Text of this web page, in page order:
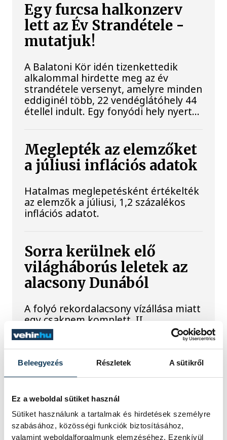
Beleegyezés Részletek A sütikről
Ez a weboldal sütiket használ
Sütiket használunk a tartalmak és hirdetések személyre
szabásához, közösségi funkciók biztosításához,
valamint weboldalforgalmunk elemzéséhez. Ezenkívül
Egy furcsa halkonzerv
lett az Év Strandétele -
mutatjuk!
A Balatoni Kör idén tizenkettedik
alkalommal hirdette meg az év
strandétele versenyt, amelyre minden
eddiginél több, 22 vendéglátóhely 44
étellel indult. Egy fonyódi hely nyert...
Meglepték az elemzőket
a júliusi inflációs adatok
Hatalmas meglepetésként értékelték
az elemzők a júliusi, 1,2 százalékos
inflációs adatot.
Sorra kerülnek elő
világháborús leletek az
alacsony Dunából
A folyó rekordalacsony vízállása miatt
egy csaknem komplett, II.
világháborús német DKW NZ 350-1
motorkerékpárbukkant elő a
Batthyány téri rakpart sziklái alól,
máshol pedig egy közel féltonnás brit
akna került elő.
Késéltánc a Dunán: Mi
történik, ha leáll Paks?